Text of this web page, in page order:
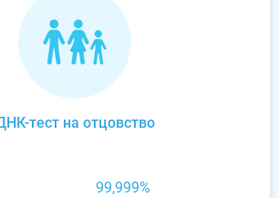
тест на отцовство
99,999%